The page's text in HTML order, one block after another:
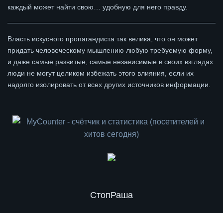
каждый может найти свою… удобную для него правду.
Власть искусного пропагандиста так велика, что он может
придать человеческому мышлению любую требуемую форму,
и даже самые развитые, самые независимые в своих взглядах
люди не могут целиком избежать этого влияния, если их
надолго изолировать от всех других источников информации.
СтопРаша